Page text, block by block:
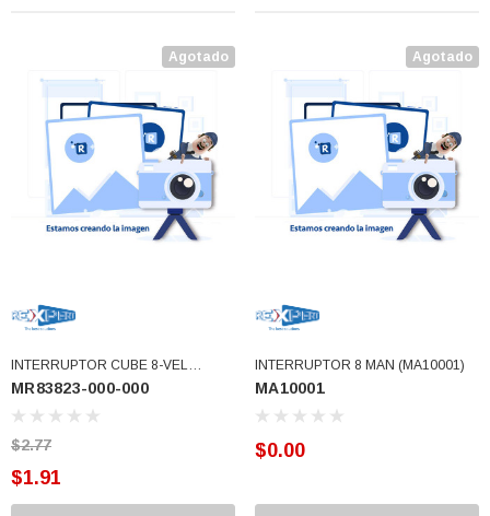
Agotado
INTERRUPTOR CUBE 8-VEL
(MR83823-000-000)
MR83823-000-000
$2.77
$1.91
Agotado
INTERRUPTOR 8 MAN (MA10001)
MA10001
$0.00